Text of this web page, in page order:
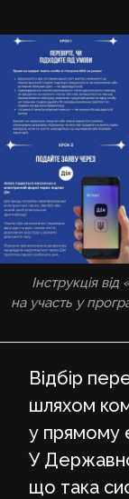
Інструкція
на участь у
Відбір
шляхом
у прямому
У
що така